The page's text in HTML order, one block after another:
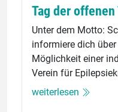
Tag der offenen
Unter dem Motto:
informiere dich
Möglichkeit einer
Verein für
weiterlesen